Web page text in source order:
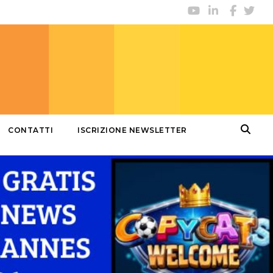
CONTATTI ISCRIZIONE NEWSLETTER